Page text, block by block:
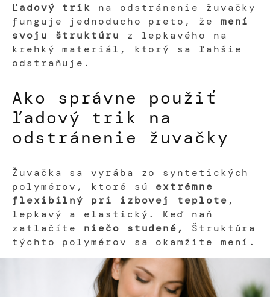
Ľadový trik
na odstránenie žuvačky
funguje jednoducho preto, že
mení
svoju štruktúru
z lepkavého na
krehký materiál, ktorý sa ľahšie
odstraňuje.
Ako správne použiť
ľadový trik na
odstránenie žuvačky
Žuvačka sa vyrába zo syntetických
polymérov, ktoré sú
extrémne
flexibilný pri izbovej teplote ,
lepkavý a elastický. Keď naň
zatlačíte niečo studené,
Štruktúra
týchto polymérov sa okamžite mení.